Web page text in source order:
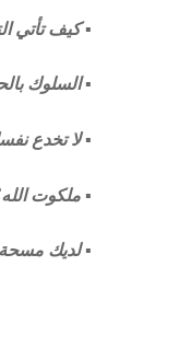
▪︎كيف تأتي
▪︎ السلوك
▪︎ لا تخدع
▪︎ ملكوت
▪︎ لديك